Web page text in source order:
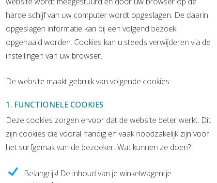
harde schijf van uw computer wordt opgeslagen. De daarin
opgeslagen informatie kan bij een volgend bezoek
opgehaald worden. Cookies kan u steeds verwijderen via de
instellingen van uw browser.
De website maakt gebruik van volgende cookies:
1. FUNCTIONELE COOKIES
Deze cookies zorgen ervoor dat de website beter werkt. Dit
zijn cookies die vooral handig en vaak noodzakelijk zijn voor
het surfgemak van de bezoeker. Wat kunnen ze doen?
Belangrijk! De inhoud van je winkelwagentje